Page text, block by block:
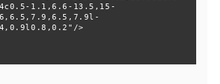
1.1,6.6-13.5,15-
>